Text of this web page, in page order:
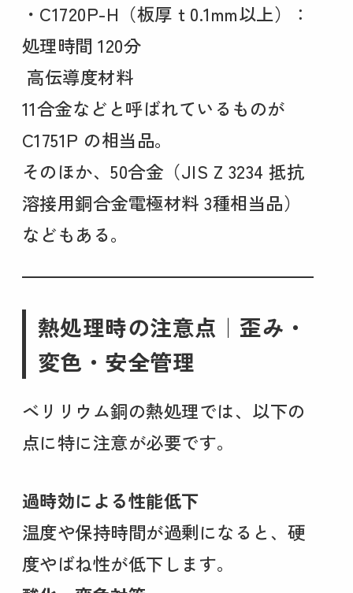
・C1720P-H（板厚ｔ0.1mm以上）：
処理時間 120分
高伝導度材料
11合金などと呼ばれているものが
C1751P の相当品。
そのほか、50合金（JIS Z 3234 抵抗
溶接用銅合金電極材料 3種相当品）
などもある。
熱処理時の注意点｜歪み・
変色・安全管理
ベリリウム銅の熱処理では、以下の
点に特に注意が必要です。
過時効による性能低下
温度や保持時間が過剰になると、硬
度やばね性が低下します。